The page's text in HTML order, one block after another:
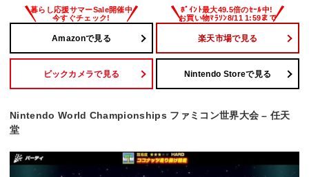
Amazonで見る 楽天市場で見る
ビックカメラで見る Nintendo Storeで見る
Nintendo World Championships ファミコン世界大会 – 任天
堂